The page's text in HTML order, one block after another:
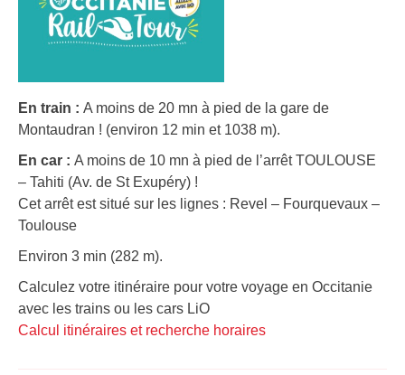
En train : A moins de 20 mn à pied de la gare de
Montaudran ! (environ 12 min et 1038 m).
En car : A moins de 10 mn à pied de l’arrêt TOULOUSE
– Tahiti (Av. de St Exupéry) !
Cet arrêt est situé sur les lignes : Revel – Fourquevaux –
Toulouse
Environ 3 min (282 m).
Calculez votre itinéraire pour votre voyage en Occitanie
avec les trains ou les cars LiO
Calcul itinéraires et recherche horaires